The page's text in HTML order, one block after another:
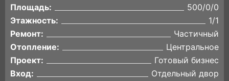
Площадь:
500/0/0
Этажность:
1/1
Ремонт:
Частичный
Отопление:
Центральное
Проект:
Готовый бизнес
Вход:
Отдельный двор